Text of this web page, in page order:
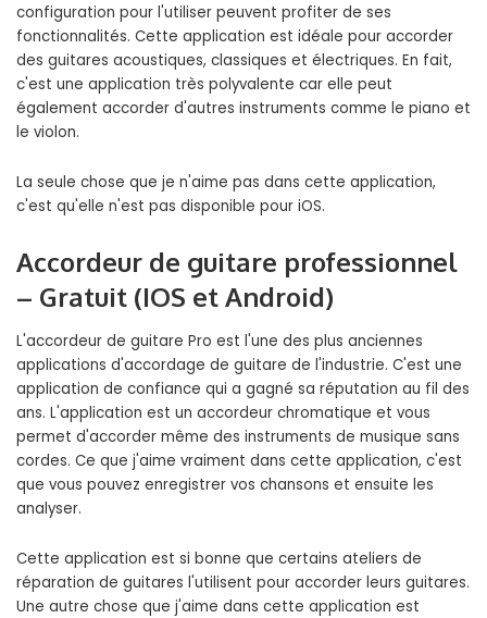
configuration pour l'utiliser peuvent profiter de ses
fonctionnalités. Cette application est idéale pour accorder
des guitares acoustiques, classiques et électriques. En fait,
c'est une application très polyvalente car elle peut
également accorder d'autres instruments comme le piano et
le violon.
La seule chose que je n'aime pas dans cette application,
c'est qu'elle n'est pas disponible pour iOS.
Accordeur de guitare professionnel
– Gratuit (IOS et Android)
L'accordeur de guitare Pro est l'une des plus anciennes
applications d'accordage de guitare de l'industrie. C'est une
application de confiance qui a gagné sa réputation au fil des
ans. L'application est un accordeur chromatique et vous
permet d'accorder même des instruments de musique sans
cordes. Ce que j'aime vraiment dans cette application, c'est
que vous pouvez enregistrer vos chansons et ensuite les
analyser.
Cette application est si bonne que certains ateliers de
réparation de guitares l'utilisent pour accorder leurs guitares.
Une autre chose que j'aime dans cette application est